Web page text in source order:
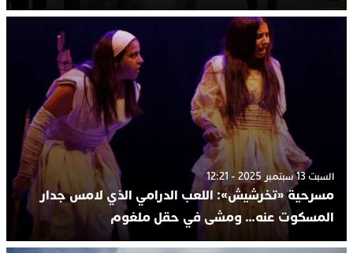
السبت 13 سبتمبر 2025 - 12:21
مسرحية «تخرشيش»: اللعب الدرامي الذي لامس جدار
المسكوت عنه… ومشى في حقل ملغوم